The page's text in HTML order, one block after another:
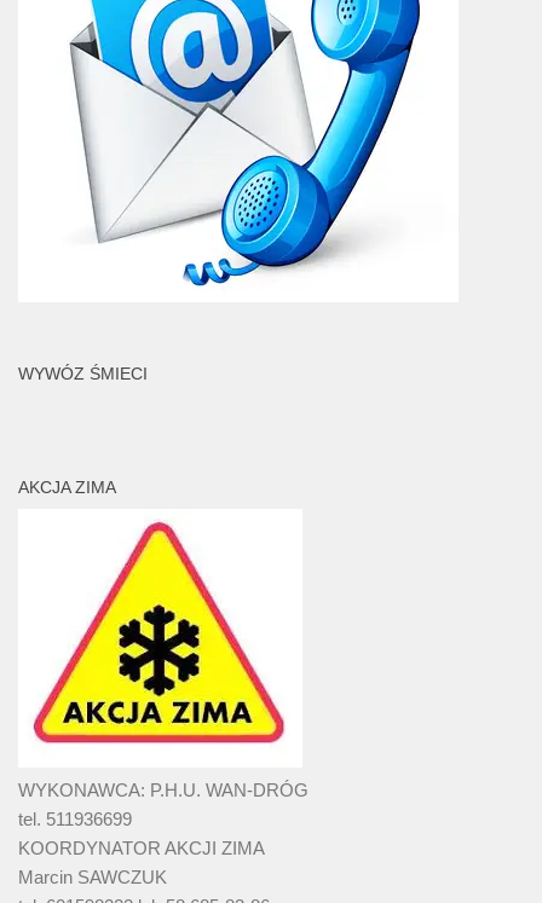
WYWÓZ ŚMIECI
AKCJA ZIMA
WYKONAWCA: P.H.U. WAN-DRÓG
tel. 511936699
KOORDYNATOR AKCJI ZIMA
Marcin SAWCZUK